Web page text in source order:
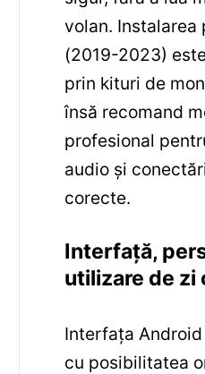
volan. Instalarea
(2019-2023)
prin kituri de
însă recomand
profesional
audio și
corecte.
Interfață,
utilizare de zi
Interfața
cu posibilitatea